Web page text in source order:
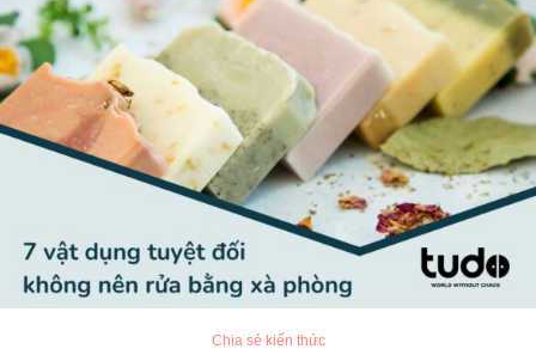
Chia sẻ kiến thức